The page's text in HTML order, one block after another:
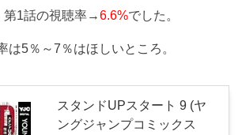
第1話の視聴率→6.6%でした。
は5％～7％はほしいところ。
スタンドUPスタート 9 (ヤ
ングジャンプコミックス